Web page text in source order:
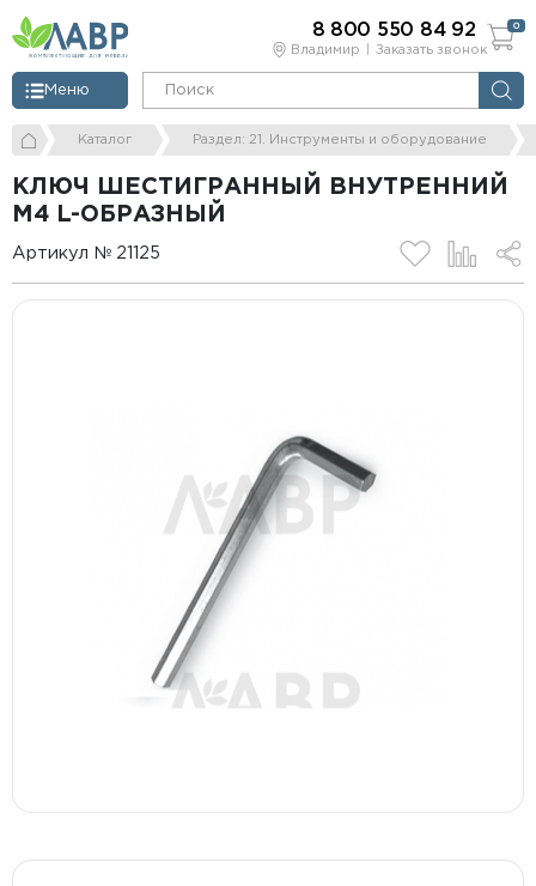
Владимир Заказать звонок
Меню
8 800 550 84 92 0
Каталог Раздел: 21. Инструменты и оборудование
КЛЮЧ ШЕСТИГРАННЫЙ ВНУТРЕННИЙ
М4 L-ОБРАЗНЫЙ
Артикул № 21125